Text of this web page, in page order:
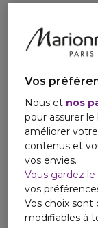
*Hydra-Glazing =
***Test
consommateurs
**** aucun
Son compte-
pour un effet
alourdissement,
frisottis.
Appliquer
Vos
Nous et nos
pour assurer
améliorer
contenus et
vos envies.
Vous gardez
vos
Vos choix
modifiables à